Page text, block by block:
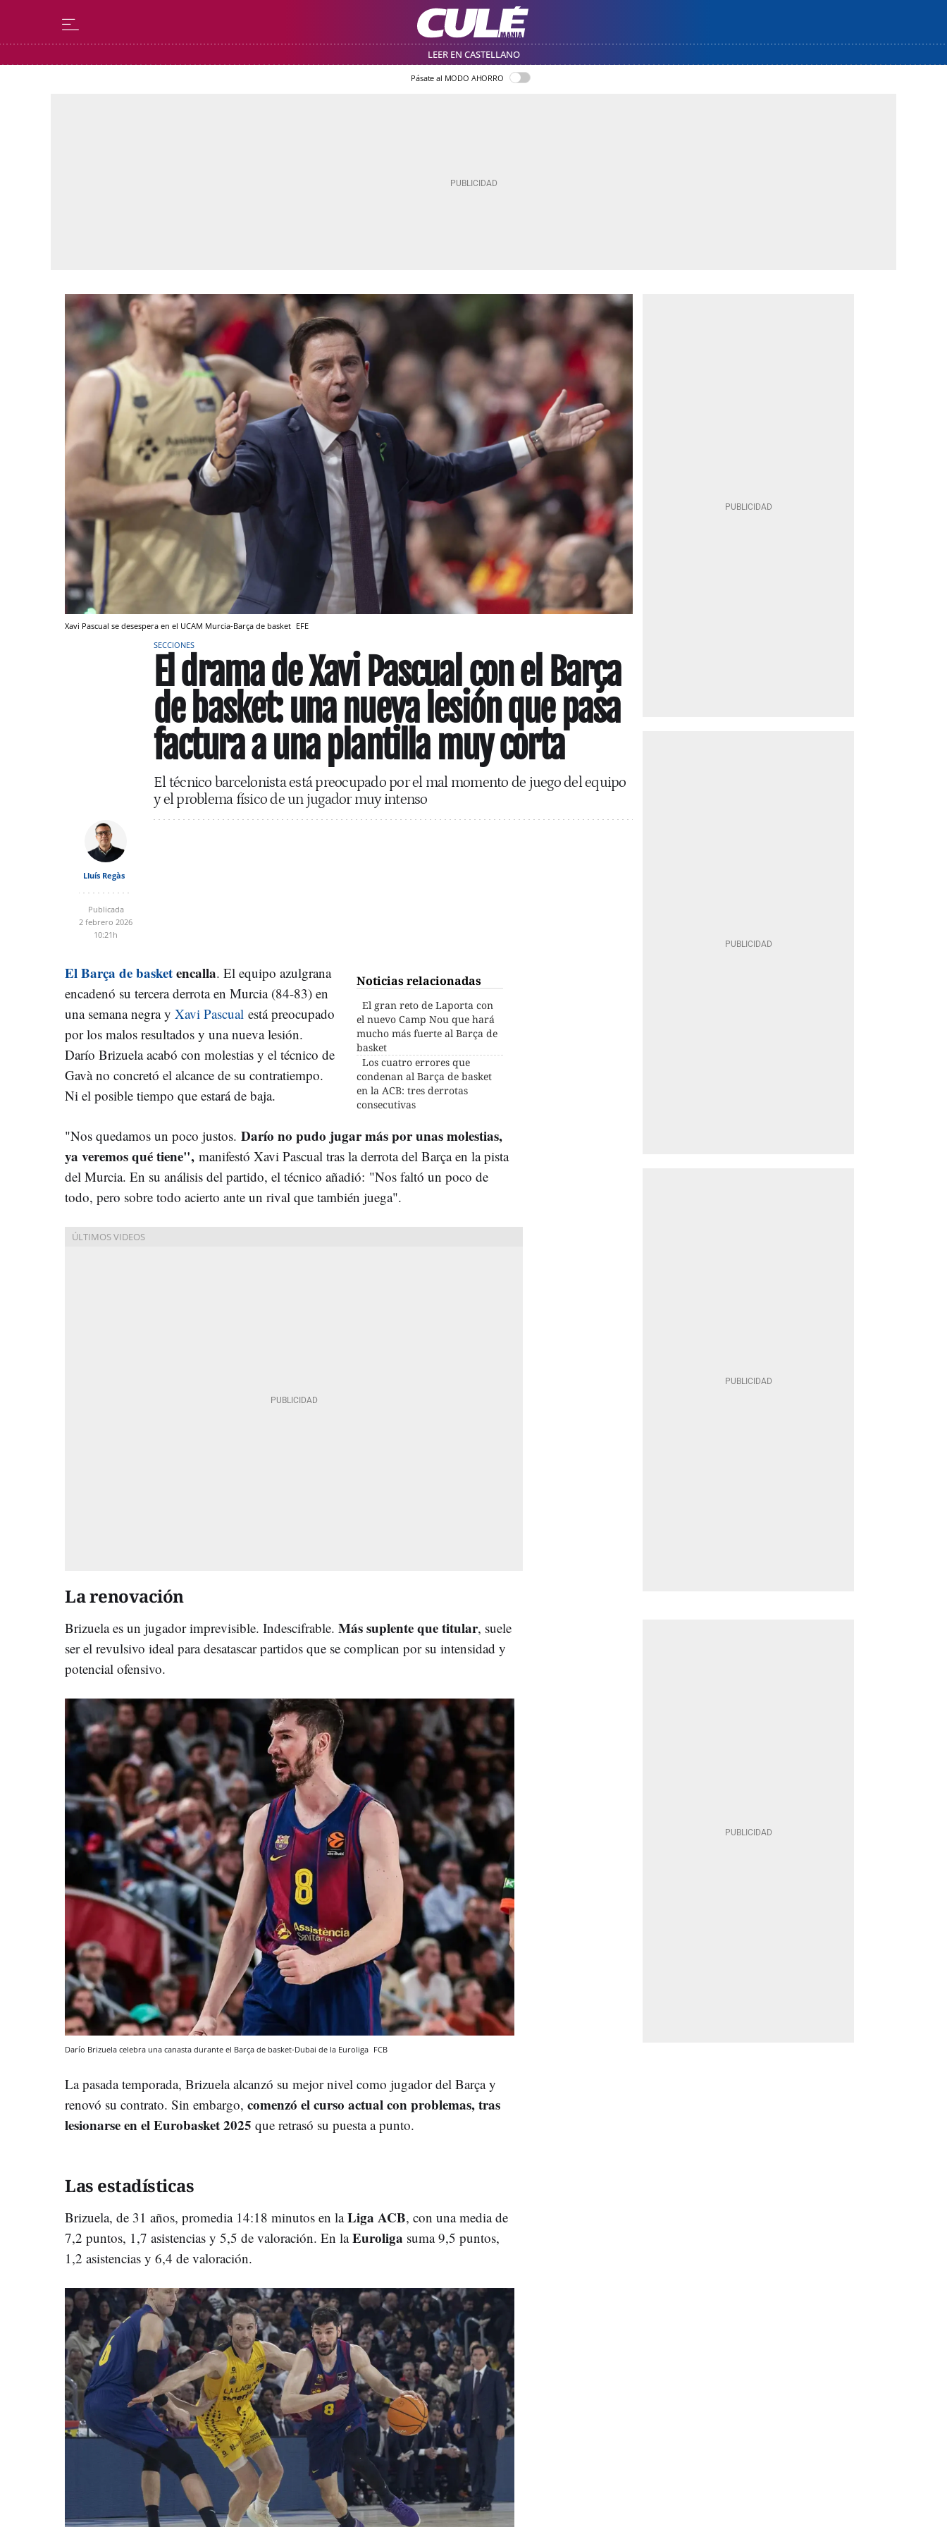
LEER EN CASTELLANO
Pásate al MODO AHORRO
Xavi Pascual se desespera en el UCAM Murcia-Barça de basket EFE
SECCIONES
El drama de Xavi Pascual con el Barça
de basket: una nueva lesión que pasa
factura a una plantilla muy corta
El técnico barcelonista está preocupado por el mal momento de juego del equipo
y el problema físico de un jugador muy intenso
Lluís Regàs
Publicada
2 febrero 2026
10:21h
Noticias relacionadas
El gran reto de Laporta con
el nuevo Camp Nou que hará
mucho más fuerte al Barça de
basket
Los cuatro errores que
condenan al Barça de basket
en la ACB: tres derrotas
consecutivas
El Barça de basketencalla. El equipo azulgrana
encadenó su tercera derrota en Murcia (84-83) en
una semana negra y Xavi Pascual está preocupado
por los malos resultados y una nueva lesión.
Darío Brizuela acabó con molestias y el técnico de
Gavà no concretó el alcance de su contratiempo.
Ni el posible tiempo que estará de baja.
"Nos quedamos un poco justos. Darío no pudo jugar más por unas molestias,
ya veremos qué tiene", manifestó Xavi Pascual tras la derrota del Barça en la pista
del Murcia. En su análisis del partido, el técnico añadió: "Nos faltó un poco de
todo, pero sobre todo acierto ante un rival que también juega".
La renovación
Brizuela es un jugador imprevisible. Indescifrable. Más suplente que titular, suele
ser el revulsivo ideal para desatascar partidos que se complican por su intensidad y
potencial ofensivo.
Darío Brizuela celebra una canasta durante el Barça de basket-Dubai de la Euroliga FCB
La pasada temporada, Brizuela alcanzó su mejor nivel como jugador del Barça y
renovó su contrato. Sin embargo, comenzó el curso actual con problemas, tras
lesionarse en el Eurobasket 2025 que retrasó su puesta a punto.
Las estadísticas
Brizuela, de 31 años, promedia 14:18 minutos en laLiga ACB, con una media de
7,2 puntos, 1,7 asistencias y 5,5 de valoración. En laEuroliga suma 9,5 puntos,
1,2 asistencias y 6,4 de valoración.